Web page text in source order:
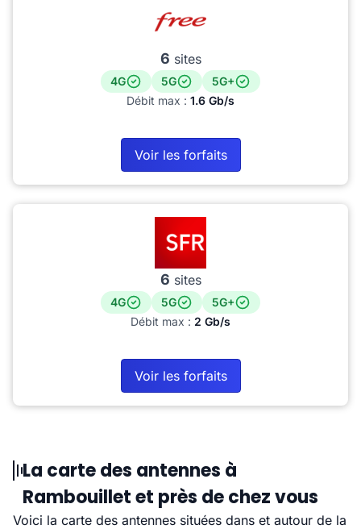
6 sites
4G 5G
5G+
Débit max : 1.6 Gb/s
Voir les forfaits
6 sites
4G 5G
5G+
Débit max : 2 Gb/s
Voir les forfaits
La carte des antennes à
Rambouillet et près de chez vous
Voici la carte des antennes situées dans et autour de la